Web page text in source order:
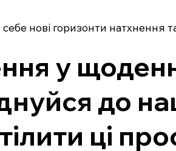
нові горизонти натхнення
у
до
ці